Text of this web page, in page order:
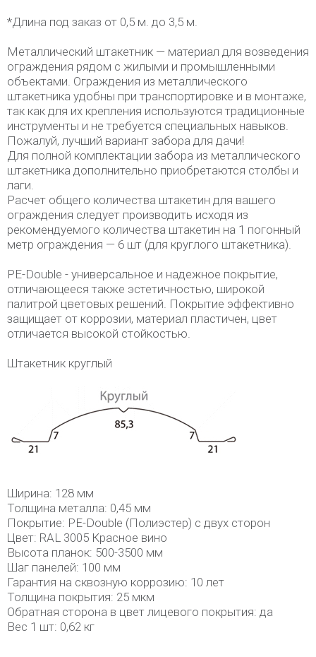
*Длина под заказ от 0,5 м. до 3,5 м.
Металлический штакетник — материал для возведения
ограждения рядом с жилыми и промышленными
объектами. Ограждения из металлического
штакетника удобны при транспортировке и в монтаже,
так как для их крепления используются традиционные
инструменты и не требуется специальных навыков.
Пожалуй, лучший вариант забора для дачи!
Для полной комплектации забора из металлического
штакетника дополнительно приобретаются столбы и
лаги.
Расчет общего количества штакетин для вашего
ограждения следует производить исходя из
рекомендуемого количества штакетин на 1 погонный
метр ограждения — 6 шт (для круглого штакетника).
PE-Double - универсальное и надежное покрытие,
отличающееся также эстетичностью, широкой
палитрой цветовых решений. Покрытие эффективно
защищает от коррозии, материал пластичен, цвет
отличается высокой стойкостью.
Штакетник круглый
Ширина: 128 мм
Толщина металла: 0,45 мм
Покрытие: PE-Double (Полиэстер) с двух сторон
Цвет: RAL 3005 Красное вино
Высота планок: 500-3500 мм
Шаг панелей: 100 мм
Гарантия на сквозную коррозию: 10 лет
Толщина покрытия: 25 мкм
Обратная сторона в цвет лицевого покрытия: да
Вес 1 шт: 0,62 кг